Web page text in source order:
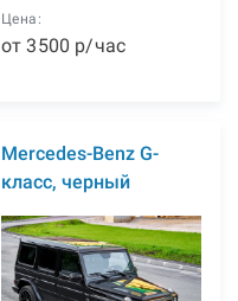
Цена:
от3500 р/час
Mercedes-Benz G-
класс, черный